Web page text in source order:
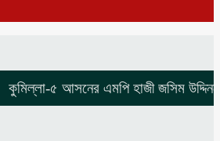
কুমিল্লা-৫ আসনের এমপি হাজী জসিম